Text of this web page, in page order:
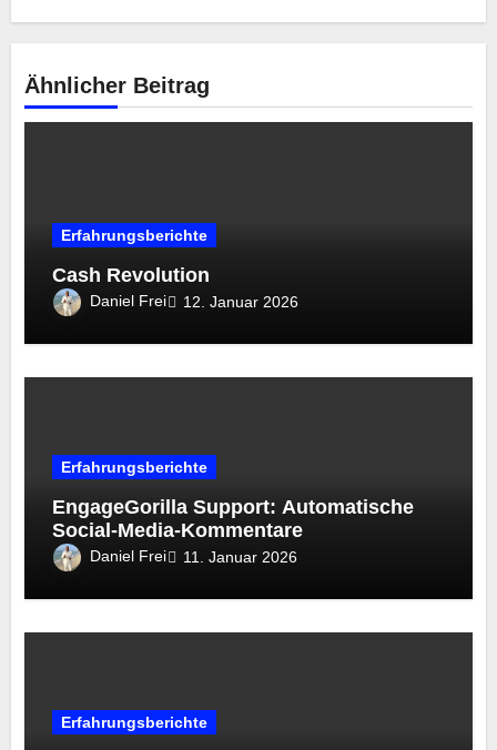
Ähnlicher Beitrag
Erfahrungsberichte
Cash Revolution
Daniel Frei 12. Januar 2026
Erfahrungsberichte
EngageGorilla Support: Automatische
Social-Media-Kommentare
Daniel Frei 11. Januar 2026
Erfahrungsberichte